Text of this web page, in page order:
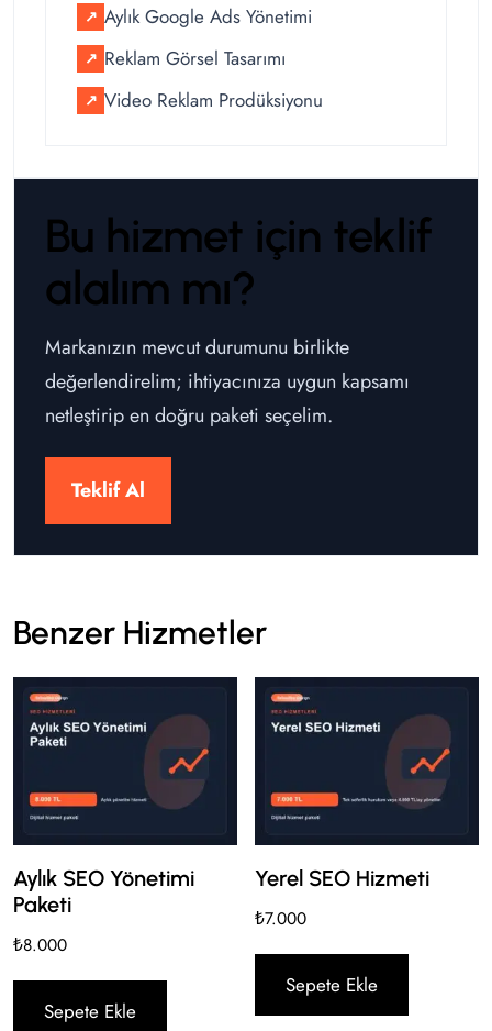
↗ Aylık Google Ads Yönetimi
↗ Reklam Görsel Tasarımı
↗ Video Reklam Prodüksiyonu
Bu hizmet için teklif
alalım mı?
Markanızın mevcut durumunu birlikte
değerlendirelim; ihtiyacınıza uygun kapsamı
netleştirip en doğru paketi seçelim.
Teklif Al
Benzer Hizmetler
Aylık SEO Yönetimi
Paketi
₺8.000
Sepete Ekle
Yerel SEO Hizmeti
₺7.000
Sepete Ekle